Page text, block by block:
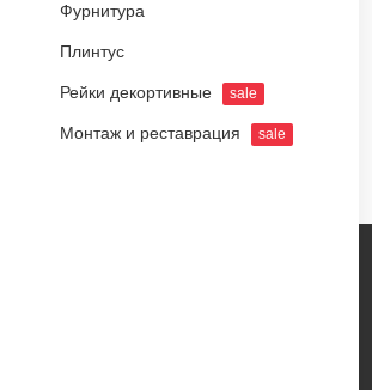
Фурнитура
Плинтус
Рейки декортивные sale
Монтаж и реставрация sale